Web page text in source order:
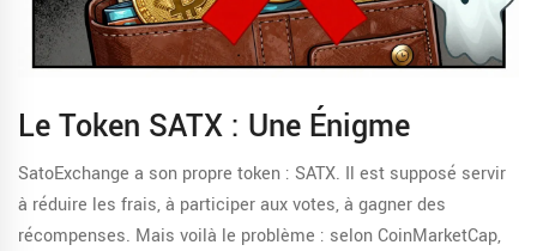
Le Token SATX : Une Énigme
SatoExchange a son propre token : SATX. Il est supposé servir
à réduire les frais, à participer aux votes, à gagner des
récompenses. Mais voilà le problème : selon CoinMarketCap,